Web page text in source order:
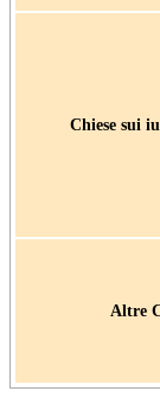
Chiese sui
Altre